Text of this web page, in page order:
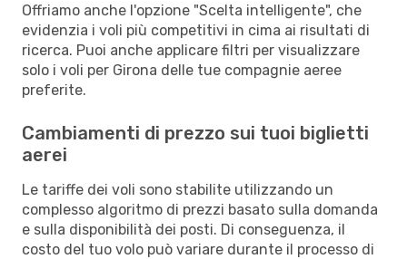
Offriamo anche l'opzione "Scelta intelligente", che
evidenzia i voli più competitivi in cima ai risultati di
ricerca. Puoi anche applicare filtri per visualizzare
solo i voli per Girona delle tue compagnie aeree
preferite.
Cambiamenti di prezzo sui tuoi biglietti
aerei
Le tariffe dei voli sono stabilite utilizzando un
complesso algoritmo di prezzi basato sulla domanda
e sulla disponibilità dei posti. Di conseguenza, il
costo del tuo volo può variare durante il processo di